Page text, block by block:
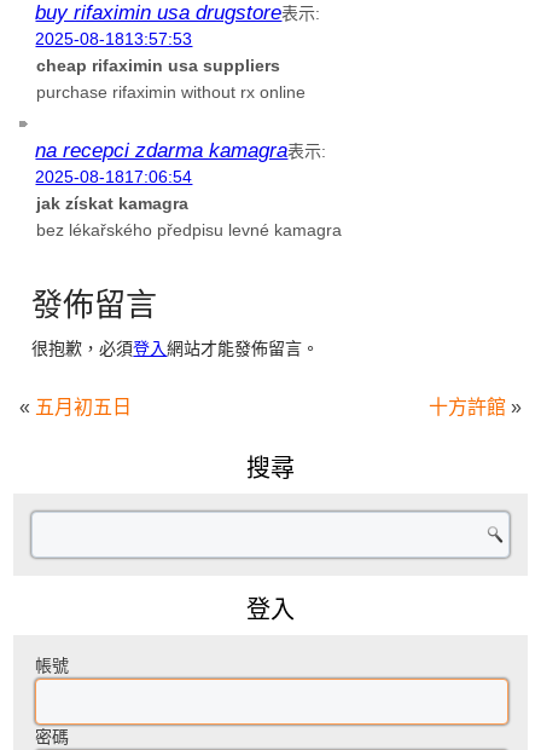
buy rifaximin usa drugstore表示:
2025-08-1813:57:53
cheap rifaximin usa suppliers
purchase rifaximin without rx online
na recepci zdarma kamagra表示:
2025-08-1817:06:54
jak získat kamagra
bez lékařského předpisu levné kamagra
發佈留言
很抱歉，必須登入網站才能發佈留言。
« 五月初五日 十方許館»
搜尋
登入
帳號
密碼